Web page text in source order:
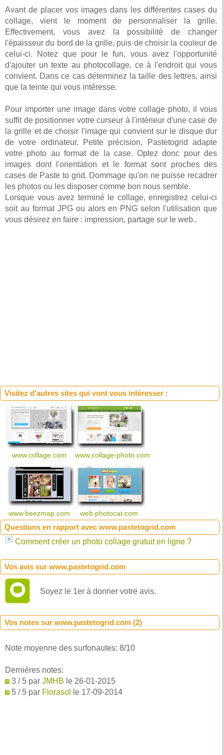
Avant de placer vos images dans les différentes cases du
collage, vient le moment de personnaliser la grille.
Effectivement, vous avez la possibilité de changer
l'épaisseur du bord de la grille, puis de choisir la couleur de
celui-ci. Notez que pour le fun, vous avez l'opportunité
d'ajouter un texte au photocollage, ce à l'endroit qui vous
convient. Dans ce cas déterminez la taille des lettres, ainsi
que la teinte qui vous intéresse.
Pour importer une image dans votre collage photo, il vous
suffit de positionner votre curseur à l'intérieur d'une case de
la grille et de choisir l'image qui convient sur le disque dur
de votre ordinateur. Petite précision, Pastetogrid adapte
votre photo au format de la case. Optez donc pour des
images dont l'orientation et le format sont proches des
cases de Paste to grid. Dommage qu'on ne puisse recadrer
les photos ou les disposer comme bon nous semble.
Lorsque vous avez terminé le collage, enregistrez celui-ci
soit au format JPG ou alors en PNG selon l'utilisation que
vous désirez en faire : impression, partage sur le web..
Visitez d'autres sites qui vont vous intéresser :
www.collage.com www.collage-photo.com
www.beezmap.com web.photocat.com
Questions en rapport avec www.pastetogrid.com
Comment créer un photo collage gratuit en ligne ?
Vos avis sur www.pastetogrid.com
Soyez le 1er à donner votre avis.
Vos notes sur www.pastetogrid.com (2)
Note moyenne des surfonautes: 8/10
Dernières notes:
3 / 5 par JMHB le 26-01-2015
5 / 5 par Florasol le 17-09-2014